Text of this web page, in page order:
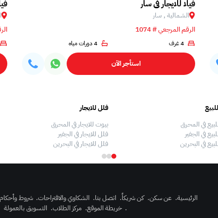
فيلا للايجار في سار
الشمالية , سار
الرقم المرجعي # 1074
4 غرف 4 دورات مياه
استأجر الآن
في المحرق
في الجفير
في البحرين
فلل للايجار
بيوت للايجار في المحرق
فلل للايجار في الجفير
فلل للايجار في البحرين
الرئيسية. عن سكن. كن شريكاً. اتصل بنا. الشكاوي والاقتراحات. شروط
. خريطة الموقع. مركز الطلاب. التسويق بالعمولة